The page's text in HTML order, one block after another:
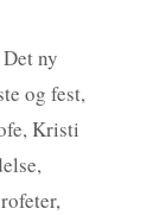
Det ny
og fest,
,Kristi
,
,